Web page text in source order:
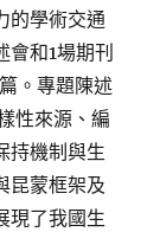
的學術交通
和1場期刊
。專題陳述
性來源、編
持機制與生
昆蒙框架及
現了我國生